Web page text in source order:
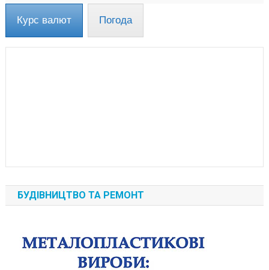
Курс валют Погода
БУДІВНИЦТВО ТА РЕМОНТ